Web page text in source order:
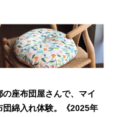
の座布団屋さんで、マイ
団綿入れ体験。《2025年